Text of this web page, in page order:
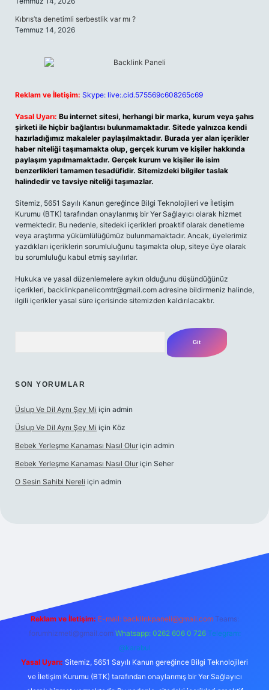
Kıbrıs’ta denetimli serbestlik var mı ?
Temmuz 14, 2026
Reklam ve İletişim: Skype: live:.cid.575569c608265c69
Yasal Uyarı: Bu internet sitesi, herhangi bir marka, kurum veya şahıs
şirketi ile hiçbir bağlantısı bulunmamaktadır. Sitede yalnızca kendi
hazırladığımız makaleler paylaşılmaktadır. Burada yer alan içerikler
haber niteliği taşımamakta olup, gerçek kurum ve kişiler hakkında
paylaşım yapılmamaktadır. Gerçek kurum ve kişiler ile isim
benzerlikleri tamamen tesadüfidir. Sitemizdeki bilgiler taslak
halindedir ve tavsiye niteliği taşımazlar.
Sitemiz, 5651 Sayılı Kanun gereğince Bilgi Teknolojileri ve İletişim
Kurumu (BTK) tarafından onaylanmış bir Yer Sağlayıcı olarak hizmet
vermektedir. Bu nedenle, sitedeki içerikleri proaktif olarak denetleme
veya araştırma yükümlülüğümüz bulunmamaktadır. Ancak, üyelerimiz
yazdıkları içeriklerin sorumluluğunu taşımakta olup, siteye üye olarak
bu sorumluluğu kabul etmiş sayılırlar.
Hukuka ve yasal düzenlemelere aykırı olduğunu düşündüğünüz
içerikleri, backlinkpanelicomtr@gmail.com adresine bildirmeniz halinde,
ilgili içerikler yasal süre içerisinde sitemizden kaldırılacaktır.
SON YORUMLAR
Üslup Ve Dil Aynı Şey Mi için admin
Üslup Ve Dil Aynı Şey Mi için Köz
Bebek Yerleşme Kanaması Nasıl Olur için admin
Bebek Yerleşme Kanaması Nasıl Olur için Seher
O Sesin Sahibi Nereli için admin
Reklam ve İletişim: E-mail: backlinkpaneli@gmail.com Teams:
forumhizmeti@gmail.com Whatsapp: 0262 606 0 726 Telegram:
@karabul
Yasal Uyarı: Sitemiz, 5651 Sayılı Kanun gereğince Bilgi Teknolojileri
ve İletişim Kurumu (BTK) tarafından onaylanmış bir Yer Sağlayıcı